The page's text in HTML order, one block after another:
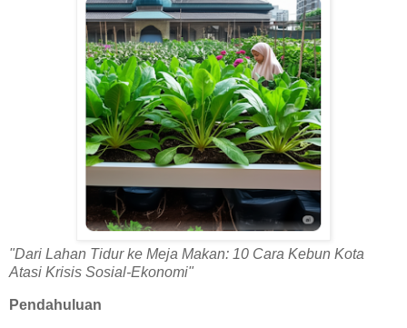
"Dari Lahan Tidur ke Meja Makan: 10 Cara Kebun Kota
Atasi Krisis Sosial-Ekonomi"
Pendahuluan